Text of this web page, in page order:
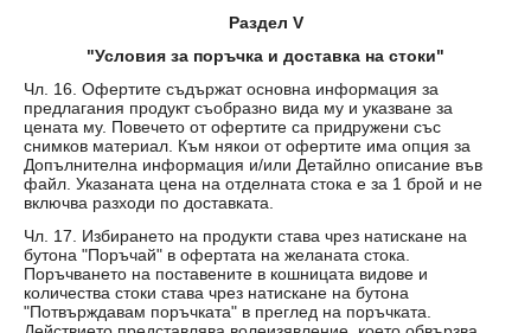
Раздел V
"Условия за поръчка и доставка на стоки"
Чл. 16. Офертите съдържат основна информация за
предлагания продукт съобразно вида му и указване за
цената му. Повечето от офертите са придружени със
снимков материал. Към някои от офертите има опция за
Допълнителна информация и/или Детайлно описание във
файл. Указаната цена на отделната стока е за 1 брой и не
включва разходи по доставката.
Чл. 17. Избирането на продукти става чрез натискане на
бутона "Поръчай" в офертата на желаната стока.
Поръчването на поставените в кошницата видове и
количества стоки става чрез натискане на бутона
"Потвърждавам поръчката" в преглед на поръчката.